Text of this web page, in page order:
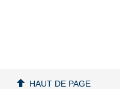
HAUT DE PAGE